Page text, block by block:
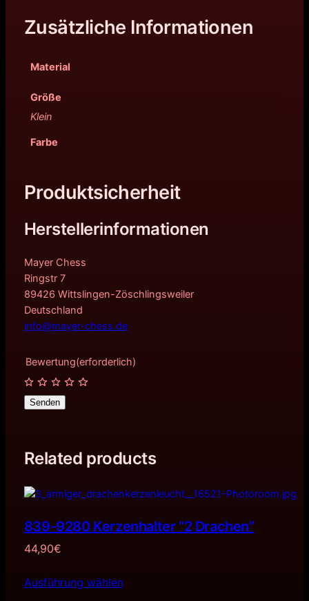
Zusätzliche Informationen
Material
Größe
Klein
Farbe
Produktsicherheit
Herstellerinformationen
Mayer Chess
Ringstr 7
89426 Wittslingen-Zöschlingsweiler
Deutschland
info@mayer-chess.de
Bewertung(erforderlich)
Senden
Related products
839-9280 Kerzenhalter “2 Drachen”
44,90€
Ausführung wählen